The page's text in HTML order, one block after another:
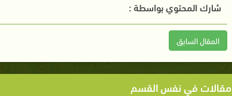
شارك المحتوي بواسطة :
المقال السابق
مقالات في نفس القسم